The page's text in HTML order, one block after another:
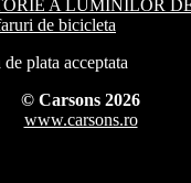
A LUMINILOR
de bicicleta
© Carsons 2026
www.carsons.ro